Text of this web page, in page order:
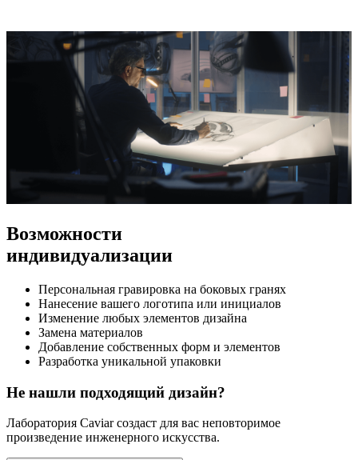
Возможности
индивидуализации
Персональная гравировка на боковых гранях
Нанесение вашего логотипа или инициалов
Изменение любых элементов дизайна
Замена материалов
Добавление собственных форм и элементов
Разработка уникальной упаковки
Не нашли подходящий дизайн?
Лаборатория Caviar создаст для вас неповторимое
произведение инженерного искусства.